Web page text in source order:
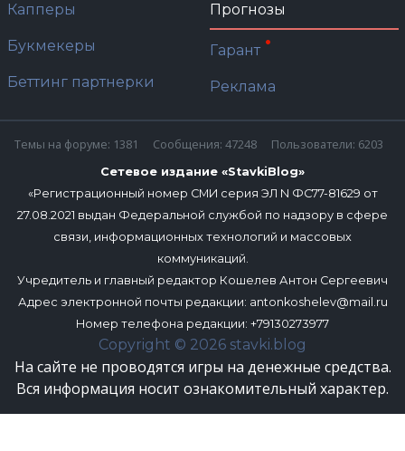
Капперы
Букмекеры
Беттинг партнерки
Прогнозы
Гарант
Реклама
Сетевое издание «StavkiBlog»
«Регистрационный номер СМИ серия ЭЛ N ФС77-81629 от
27.08.2021 выдан Федеральной службой по надзору в сфере
связи, информационных технологий и массовых
коммуникаций.
Учредитель и главный редактор Кошелев Антон Сергеевич
Адрес электронной почты редакции: antonkoshelev@mail.ru
Номер телефона редакции: +79130273977
Copyright © 2026 stavki.blog
Темы на форуме: 1381 Сообщения: 47248 Пользователи: 6203
На сайте не проводятся игры на денежные средства.
Вся информация носит ознакомительный характер.